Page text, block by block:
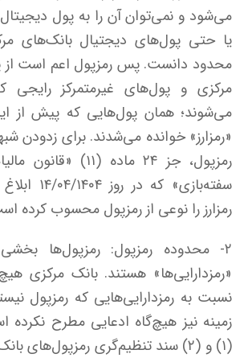
می‌شود و نمی‌توان آن را به پول
یا حتی پول‌های دیجتیال بانک‌های
محدود دانست. پس رمزپول اعم است از
مرکزی و پول‌های غیرمتمرکز رایجی
می‌شوند؛ همان پول‌هایی که پیش از
«رمزارز» خوانده می‌شدند. برای زدودن
رمزپول، جز ۲۴ ماده
رمزارز را نوعی از رمزپول محسوب کرده
۲- محدوده رمزپول: رمزپول‌ها
«رمزدارایی‌ها» هستند. بانک مرکزی
نسبت به رمز‌دارایی‌هایی که رمز‌پول
زمینه نیز هیچ‌گاه ادعایی مطرح
(۱) و (۲) سند تنظیم‌گری رمزپول‌های